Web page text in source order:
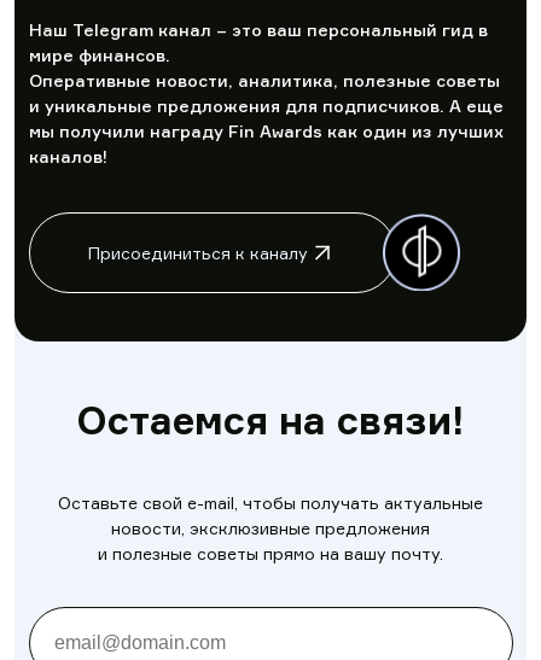
Наш Telegram канал – это ваш персональный гид в
мире финансов.
Оперативные новости, аналитика, полезные советы
и уникальные предложения для подписчиков. А еще
мы получили награду Fin Awards как один из лучших
каналов!
Присоединиться к каналу
Остаемся на связи!
Оставьте свой e-mail, чтобы получать актуальные
новости, эксклюзивные предложения
и полезные советы прямо на вашу почту.